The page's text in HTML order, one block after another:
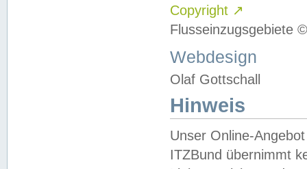
Copyright ↗
Flusseinzugsgebiete
Webdesign
Olaf Gottschall
Hinweis
Unser Online-
ITZBund übernimmt